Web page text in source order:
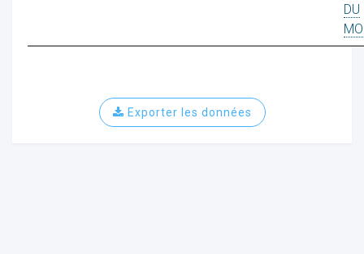
DU
Exporter les données